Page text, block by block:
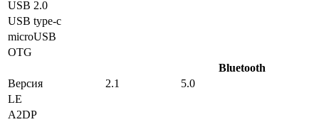
USB 2.0
USB type-c
microUSB
OTG
Bluetooth
Версия
2.1
5.0
LE
A2DP